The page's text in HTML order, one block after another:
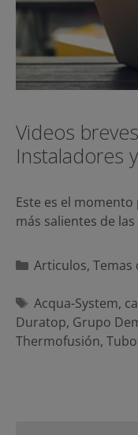
Videos
Instaladores
Este es el
más salientes de
Categorías
Articulos, Temas
Etiquetas
Acqua-System,
Duratop, Grupo
Thermofusión,